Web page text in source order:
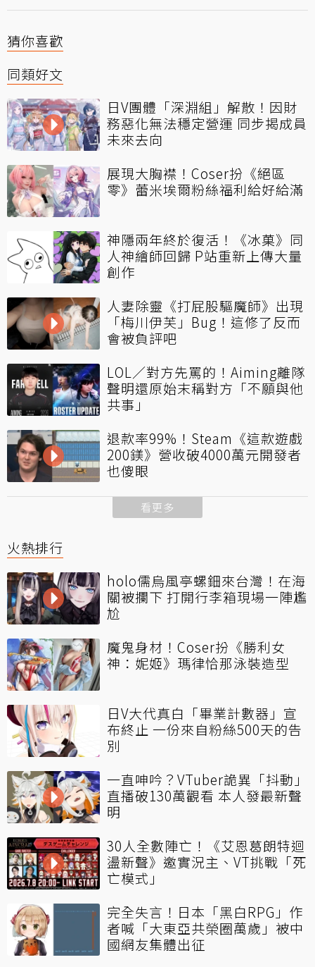
猜你喜歡
同類好文
日V團體「深淵組」解散！因財
務惡化無法穩定營運 同步揭成員
未來去向
展現大胸襟！Coser扮《絕區
零》蕾米埃爾粉絲福利給好給滿
神隱兩年終於復活！《冰菓》同
人神繪師回歸 P站重新上傳大量
創作
人妻除靈《打屁股驅魔師》出現
「梅川伊芙」Bug！這修了反而
會被負評吧
LOL／對方先罵的！Aiming離隊
聲明還原始末稱對方「不願與他
共事」
退款率99%！Steam《這款遊戲
200鎂》營收破4000萬元開發者
也傻眼
看更多
火熱排行
holo儒烏風亭螺鈿來台灣！在海
關被攔下 打開行李箱現場一陣尷
尬
魔鬼身材！Coser扮《勝利女
神：妮姬》瑪律恰那泳裝造型
日V大代真白「畢業計數器」宣
布終止 一份來自粉絲500天的告
別
一直呻吟？VTuber詭異「抖動」
直播破130萬觀看 本人發最新聲
明
30人全數陣亡！《艾恩葛朗特迴
盪新聲》邀實況主、VT挑戰「死
亡模式」
完全失言！日本「黑白RPG」作
者喊「大東亞共榮圈萬歲」被中
國網友集體出征